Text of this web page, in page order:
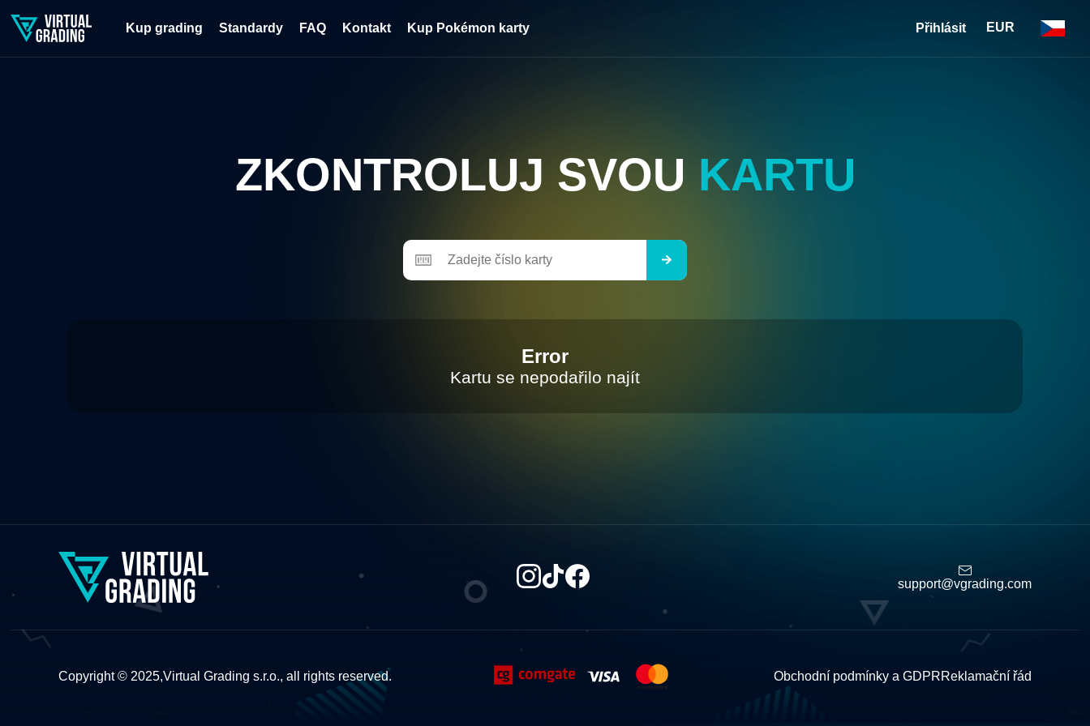
Kup grading Standardy FAQ Kontakt Kup Pokémon karty Přihlásit EUR
ZKONTROLUJ SVOU KARTU
Error
Kartu se nepodařilo najít
support@vgrading.com
Copyright © 2025,Virtual Grading s.r.o., all rights reserved. Obchodní podmínky a GDPRReklamační řád